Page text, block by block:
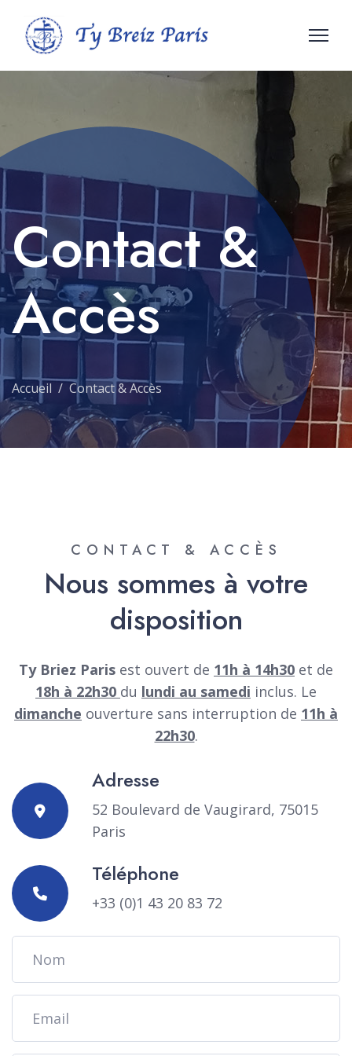
Contact &
Accès
Accueil Contact & Accès
CONTACT & ACCÈS
Nous sommes à votre
disposition
Ty Briez Paris est ouvert de 11h à 14h30 et de
18h à 22h30 du lundi au samedi inclus. Le
dimanche ouverture sans interruption de 11h à
22h30.
Adresse
52 Boulevard de Vaugirard, 75015
Paris
Téléphone
+33 (0)1 43 20 83 72